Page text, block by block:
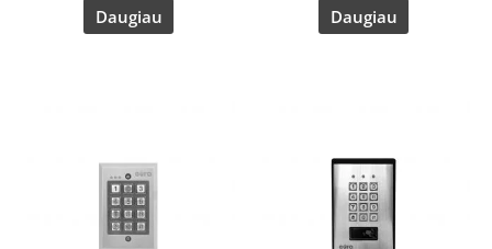
Daugiau Daugiau